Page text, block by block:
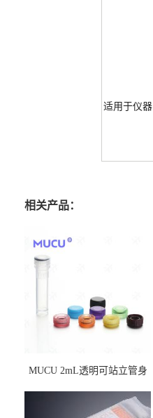
适用于仪器
相关产品：
MUCU 2mL透明可站立管身